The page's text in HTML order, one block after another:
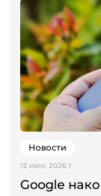
Новости
12 июн. 2026 г.
Google